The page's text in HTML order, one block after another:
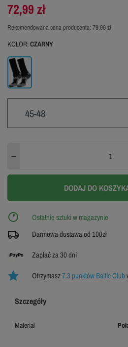
Rekomendowana cena producenta: 79,99 zł
72,99 zł
KOLOR:CZARNY
Czarny
45-48
DODAJ DO
Ostatnie sztuki w magazynie
Darmowa dostawa od 100zł
Zapłać za 30 dni
Otrzymasz7.3 punktów Baltic Club
Szczegóły
Materiał